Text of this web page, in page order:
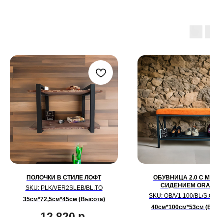
ПОЛОЧКИ В СТИЛЕ ЛОФТ
SKU: PLK/VER2SLEB/BL.TO
35см*72,5см*45см (Высота)
ОБУВНИЦА 2.0 С
СИДЕНИЕМ
SKU: OB/V1.100/BL/
40см*100см*53см